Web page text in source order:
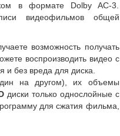
в формате Dolby AC-3.
видеофильмов общей
возможность получать
воспроизводить видео с
и без вреда для диска.
на другом), их объемы
диски только однослойные с
для сжатия фильма,